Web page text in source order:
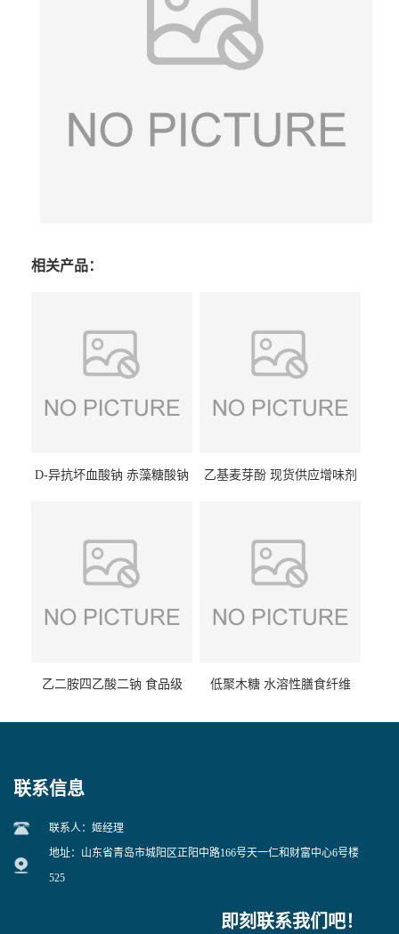
相关产品：
D-异抗坏血酸钠 赤藻糖酸钠
乙基麦芽酚 现货供应增味剂
乙二胺四乙酸二钠 食品级
低聚木糖 水溶性膳食纤维
联系信息
联系人：姬经理
地址：山东省青岛市城阳区正阳中路166号天一仁和财富中心6号楼
525
即刻联系我们吧！